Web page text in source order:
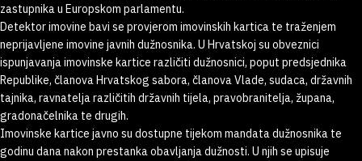
zastupnika u Europskom parlamentu.
Detektor imovine bavi se provjerom imovinskih kartica te traženjem
neprijavljene imovine javnih dužnosnika. U Hrvatskoj su obveznici
ispunjavanja imovinske kartice različiti dužnosnici, poput predsjednika
Republike, članova Hrvatskog sabora, članova Vlade, sudaca, državnih
tajnika, ravnatelja različitih državnih tijela, pravobranitelja, župana,
gradonačelnika te drugih.
Imovinske kartice javno su dostupne tijekom mandata dužnosnika te
godinu dana nakon prestanka obavljanja dužnosti. U njih se upisuje